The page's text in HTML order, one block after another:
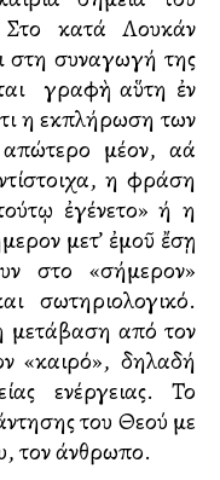
Στο κατά Λουκάν
στη συναγωγή της
ἡ γραφὴ αὕτη ἐν
η εκπλήρωση των
μέλλον, αλλά
η φράση
ἐγένετο» ή η
μετ’ ἐμοῦ ἔσῃ
στο «σήμερον»
σωτηριολογικό.
μετάβαση από τον
«καιρό», δηλαδή
ενέργειας. Το
του Θεού με
τον άνθρωπο.